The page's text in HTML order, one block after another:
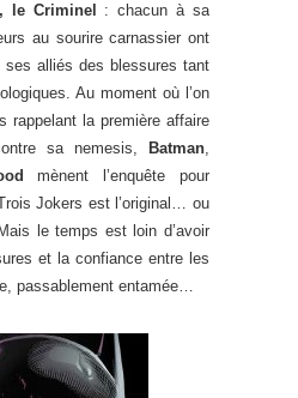
le Criminel
: chacun à sa
au sourire carnassier ont
alliés des blessures tant
Au moment où l’on
rappelant la première affaire
sa nemesis,
Batman,
mènent l’enquête pour
Jokers est l’original… ou
le temps est loin d’avoir
et la confiance entre les
passablement entamée…